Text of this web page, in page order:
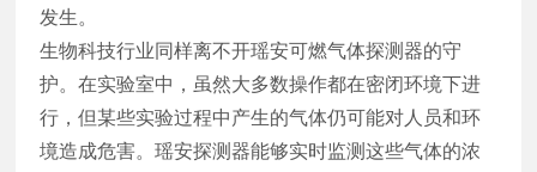
发生。
生物科技行业同样离不开瑶安可燃气体探测器的守
护。在实验室中，虽然大多数操作都在密闭环境下进
行，但某些实验过程中产生的气体仍可能对人员和环
境造成危害。瑶安探测器能够实时监测这些气体的浓